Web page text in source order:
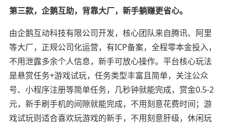
第三款，企鹅互助，背靠大厂，新手躺赚更省心。
由企鹅互动科技有限公司开发，核心团队来自腾讯、阿里
等大厂，正规公司化运营，有ICP备案，全程零本金投入，
不用泄露多余个人信息，新手可放心操作。平台核心玩法
是悬赏任务+游戏试玩，任务类型丰富且简单，关注公众
号、小程序注册等简单任务，几秒钟就能完成，赏金0.5-2
元，新手刷手机的间隙就能完成，不用刻意花费时间；游
戏试玩则适合喜欢玩游戏的新手，不用刻意肝级，休闲玩